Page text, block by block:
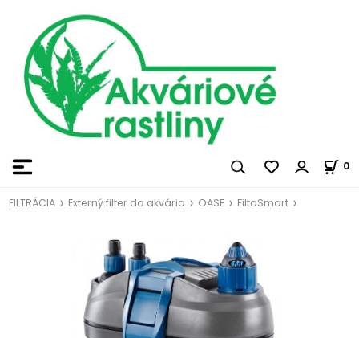
0
FILTRÁCIA Externý filter do akvária OASE FiltoSmart